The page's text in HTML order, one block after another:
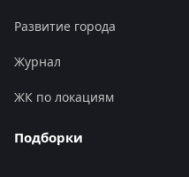
Развитие города
Журнал
ЖК по локациям
Подборки